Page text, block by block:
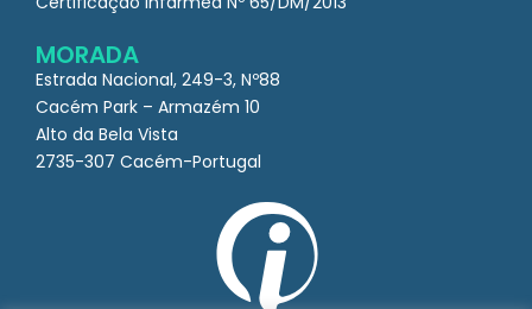
MORADA
Estrada Nacional, 249-3, Nº88
Cacém Park – Armazém 10
Alto da Bela Vista
2735-307 Cacém-Portugal